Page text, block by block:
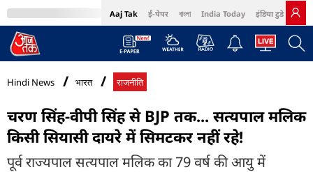
Aaj Tak ई-पेपर বাংলা India Today इंडिया टुडे हिंदी
MumbaiTak Cosmopolitan Harper's Bazaar Northeast
Hindi News भारत राजनीति
चरण सिंह-वीपी सिंह से BJP तक... सत्यपाल मलिक
किसी सियासी दायरे में सिमटकर नहीं रहे!
पूर्व राज्यपाल सत्यपाल मलिक का 79 वर्ष की आयु में